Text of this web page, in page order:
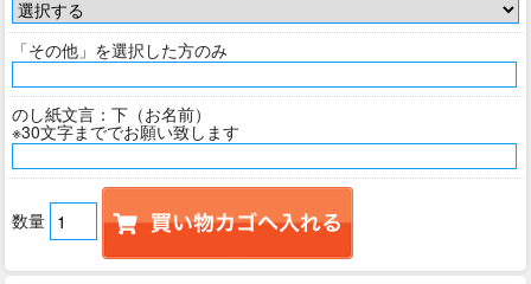
「その他」を選択した方のみ
のし紙文言：下（お名前）
※30文字まででお願い致します
数量